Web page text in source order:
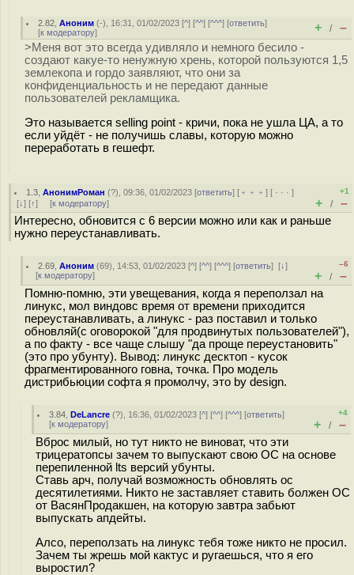
2.82 ,Аноним (-), 16:31, 01/02/2023 [^] [^^] [^^^] [ответить]
[к модератору] + / –
>Меня вот это всегда удивляло и немного бесило -
создают какуе-то ненужную хрень, которой пользуются 1,5
землекопа и гордо заявляют, что они за
конфиденциальность и не передают данные
пользователей рекламщика.
Это называется selling point - кричи, пока не ушла ЦА, а то
если уйдёт - не получишь славы, которую можно
переработать в гешефт.
1.3 ,АнонимРоман (?), 09:36, 01/02/2023 [ответить] [ ﹢﹢﹢] [ · · ·]
[↓] [↑] [к модератору]
+1
+ / –
Интересно, обновится с 6 версии можно или как и раньше
нужно переустанавливать.
2.69 ,Аноним (69), 14:53, 01/02/2023 [^] [^^] [^^^] [ответить][↓]
[к модератору]
–6
+ / –
Помню-помню, эти увещевания, когда я переползал на
линукс, мол виндовс время от времени приходится
переустанавливать, а линукс - раз поставил и только
обновляй(с оговорокой "для продвинутых пользователей"),
а по факту - все чаще слышу "да проще переустановить"
(это про убунту). Вывод: линукс десктоп - кусок
фрагментированного говна, точка. Про модель
дистрибьюции софта я промолчу, это by design.
3.84 ,DeLancre (?), 16:36, 01/02/2023 [^] [^^] [^^^] [ответить]
[к модератору]
+4
+ / –
Вброс милый, но тут никто не виноват, что эти
трицератопсы зачем то выпускают свою ОС на основе
перепиленной lts версий убунты.
Ставь арч, получай возможность обновлять ос
десятилетиями. Никто не заставляет ставить болжен ОС
от ВасянПродакшен, на которую завтра забьют
выпускать апдейты.
Алсо, переползать на линукс тебя тоже никто не просил.
Зачем ты жрешь мой кактус и ругаешься, что я его
выростил?